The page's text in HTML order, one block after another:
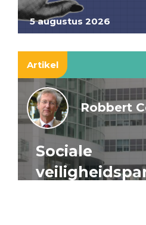
5 augustus 2026
Artikel
Robbert
Sociale